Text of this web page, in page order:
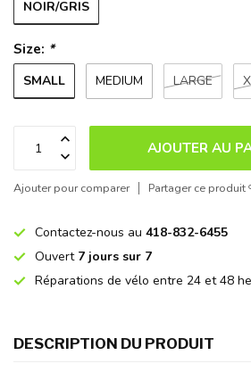
NOIR/GRIS
Size: *
SMALL MEDIUM LARGE
AJOUTER AU
Ajouter pour comparer Partager ce produit
Contactez-nous au 418-832-6455
Ouvert 7 jours sur 7
Réparations de vélo entre 24 et 48
DESCRIPTION DU PRODUIT